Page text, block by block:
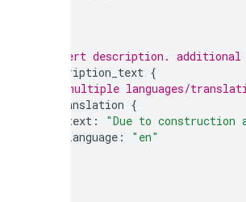
# alert description.
description_text {
# multiple languages/
translation {
text :
"Due to construction
language :
"en"